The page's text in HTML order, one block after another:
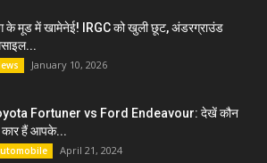
के मूड में खामेनेई! IRGC को खुली छूट, अंडरग्राउंड
January 10, 2026
Fortuner vs Ford Endeavour: देखें कौन
कार हैं आपके...
April 21, 2024